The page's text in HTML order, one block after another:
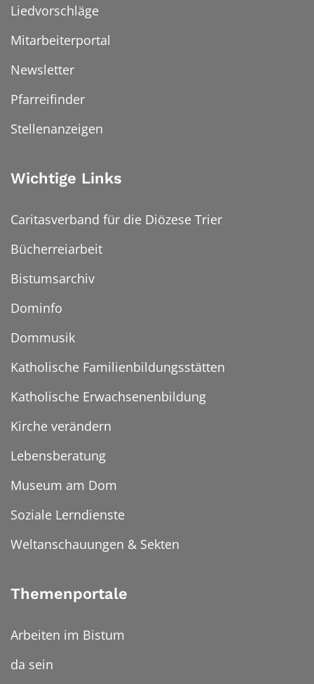
Liedvorschläge
Mitarbeiterportal
Newsletter
Pfarreifinder
Stellenanzeigen
Wichtige Links
Caritasverband für die Diözese Trier
Bücherreiarbeit
Bistumsarchiv
Dominfo
Dommusik
Katholische Familienbildungsstätten
Katholische Erwachsenenbildung
Kirche verändern
Lebensberatung
Museum am Dom
Soziale Lerndienste
Weltanschauungen & Sekten
Themenportale
Arbeiten im Bistum
da sein